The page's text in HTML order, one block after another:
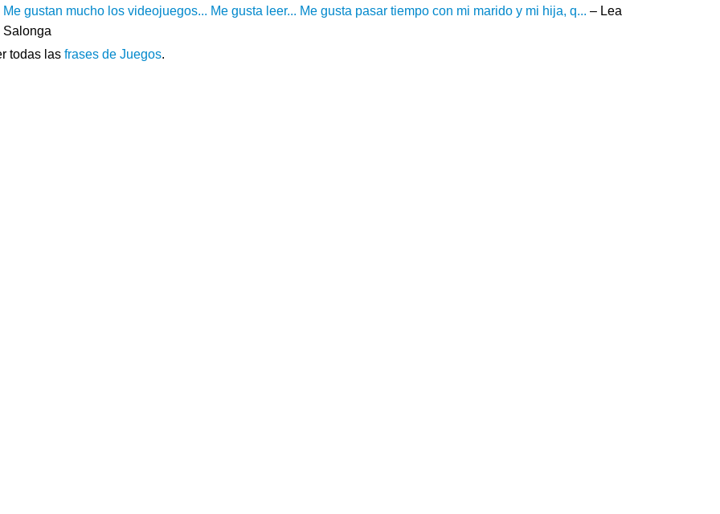
Me gustan mucho los videojuegos... Me gusta leer... Me gusta pasar tiempo con mi marido y mi hija, q... – Lea
Salonga
todas las frases de Juegos.